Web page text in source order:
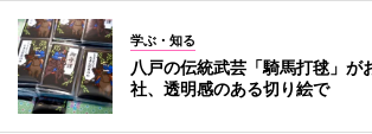
学ぶ・知る
八戸の伝統武芸「騎馬打毬」
社、透明感のある切り絵で